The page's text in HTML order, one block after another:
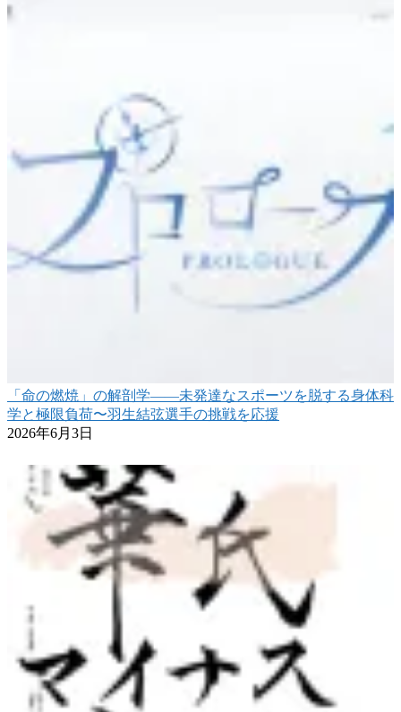
「命の燃焼」の解剖学——未発達なスポーツを脱する身体科
学と極限負荷〜羽生結弦選手の挑戦を応援
2026年6月3日